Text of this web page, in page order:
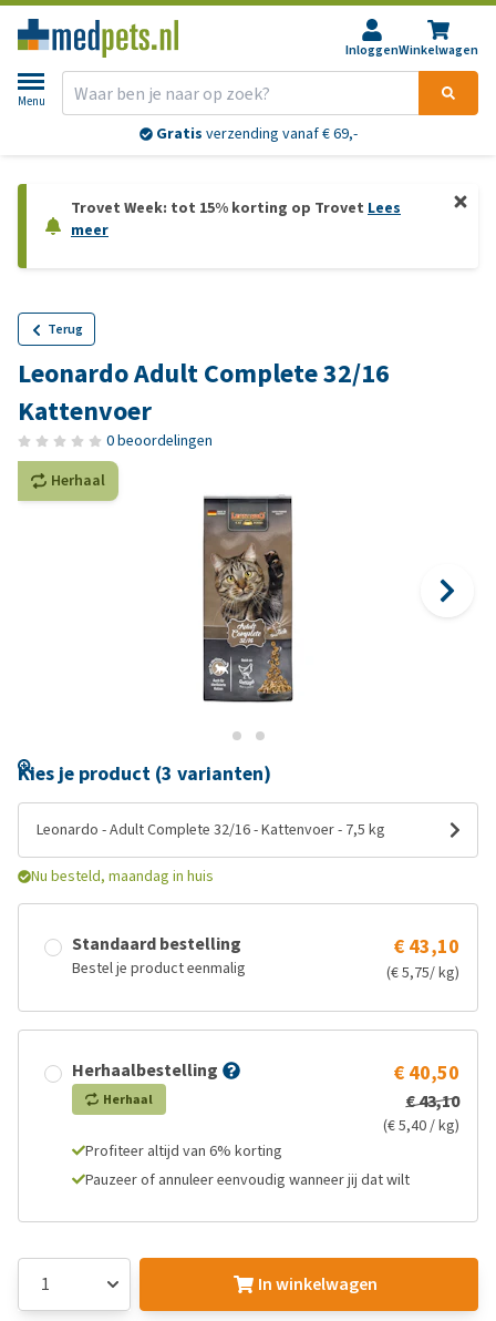
InloggenWinkelwagen
Menu
Gratis verzending vanaf € 69,-
Trovet Week: tot 15% korting op Trovet Lees
meer
Terug
Leonardo Adult Complete 32/16
Kattenvoer
0 beoordelingen
Herhaal
Kies je product (3 varianten)
Leonardo - Adult Complete 32/16 - Kattenvoer - 7,5 kg
Nu besteld, maandag in huis
Standaard bestelling
Bestel je product eenmalig
€ 43,10
(€ 5,75/ kg)
Herhaalbestelling
Herhaal
€ 40,50
€ 43,10
(€ 5,40 / kg)
Profiteer altijd van 6% korting
Pauzeer of annuleer eenvoudig wanneer jij dat wilt
In winkelwagen